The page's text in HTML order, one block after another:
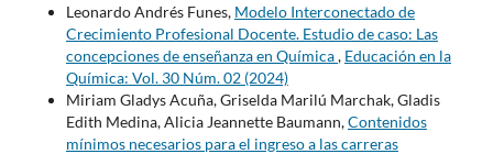
Leonardo Andrés Funes, Modelo Interconectado de
Crecimiento Profesional Docente. Estudio de caso: Las
concepciones de enseñanza en Química, Educación en la
Química: Vol. 30 Núm. 02 (2024)
Miriam Gladys Acuña, Griselda Marilú Marchak, Gladis
Edith Medina, Alicia Jeannette Baumann,Contenidos
mínimos necesarios para el ingreso a las carreras